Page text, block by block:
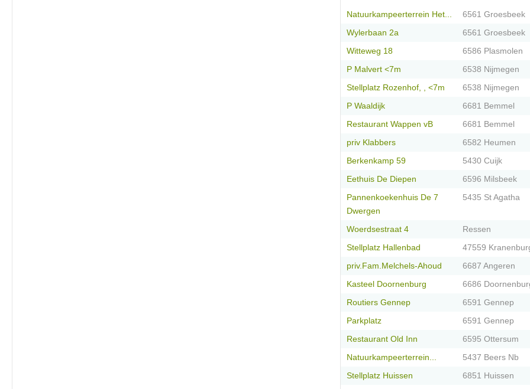
Natuurkampeerterrein Het... 6561 Groesbeek
Wylerbaan 2a 6561 Groesbeek
Witteweg 18 6586 Plasmolen
P Malvert <7m 6538 Nijmegen
Stellplatz Rozenhof, , <7m 6538 Nijmegen
P Waaldijk 6681 Bemmel
Restaurant Wappen vB 6681 Bemmel
priv Klabbers 6582 Heumen
Berkenkamp 59 5430 Cuijk
Eethuis De Diepen 6596 Milsbeek
Pannenkoekenhuis De 7
Dwergen
5435 St Agatha
Woerdsestraat 4 Ressen
Stellplatz Hallenbad 47559
priv.Fam.Melchels-Ahoud 6687 Angeren
Kasteel Doornenburg 6686
Routiers Gennep 6591 Gennep
Parkplatz 6591 Gennep
Restaurant Old Inn 6595 Ottersum
Natuurkampeerterrein... 5437 Beers Nb
Stellplatz Huissen 6851 Huissen